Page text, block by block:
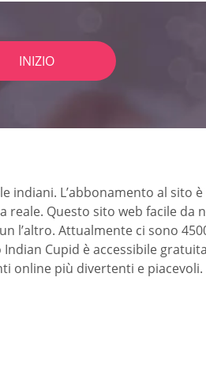
INIZIO
L’abbonamento al sito
Questo sito web facile da
l’altro. Attualmente ci sono
Cupid è accessibile
online più divertenti e piacevoli.